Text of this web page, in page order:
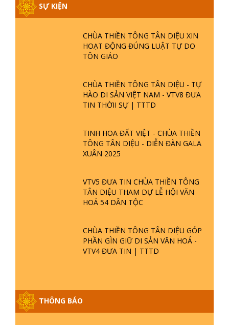
SỰ KIỆN
CHÙA THIỀN TÔNG TÂN DIỆU XIN
HOẠT ĐỘNG ĐÚNG LUẬT TỰ DO
TÔN GIÁO
CHÙA THIỀN TÔNG TÂN DIỆU - TỰ
HÀO DI SẢN VIỆT NAM - VTV8 ĐƯA
TIN THỜII SỰ | TTTD
TINH HOA ĐẤT VIỆT - CHÙA THIỀN
TÔNG TÂN DIỆU - DIỄN ĐÀN GALA
XUÂN 2025
VTV5 ĐƯA TIN CHÙA THIỀN TÔNG
TÂN DIỆU THAM DỰ LỄ HỘI VĂN
HOÁ 54 DÂN TỘC
CHÙA THIỀN TÔNG TÂN DIỆU GÓP
PHẦN GÌN GIỮ DI SẢN VĂN HOÁ -
VTV4 ĐƯA TIN | TTTD
THÔNG BÁO